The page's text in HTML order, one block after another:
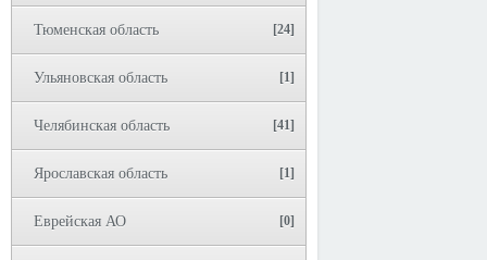
Тюменская область [24]
Ульяновская область [1]
Челябинская область [41]
Ярославская область [1]
Еврейская АО [0]